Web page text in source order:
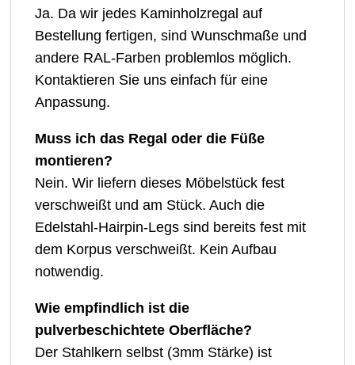
Ja. Da wir jedes Kaminholzregal auf
Bestellung fertigen, sind Wunschmaße und
andere RAL-Farben problemlos möglich.
Kontaktieren Sie uns einfach für eine
Anpassung.
Muss ich das Regal oder die Füße
montieren?
Nein. Wir liefern dieses Möbelstück fest
verschweißt und am Stück. Auch die
Edelstahl-Hairpin-Legs sind bereits fest mit
dem Korpus verschweißt. Kein Aufbau
notwendig.
Wie empfindlich ist die
pulverbeschichtete Oberfläche?
Der Stahlkern selbst (3mm Stärke) ist